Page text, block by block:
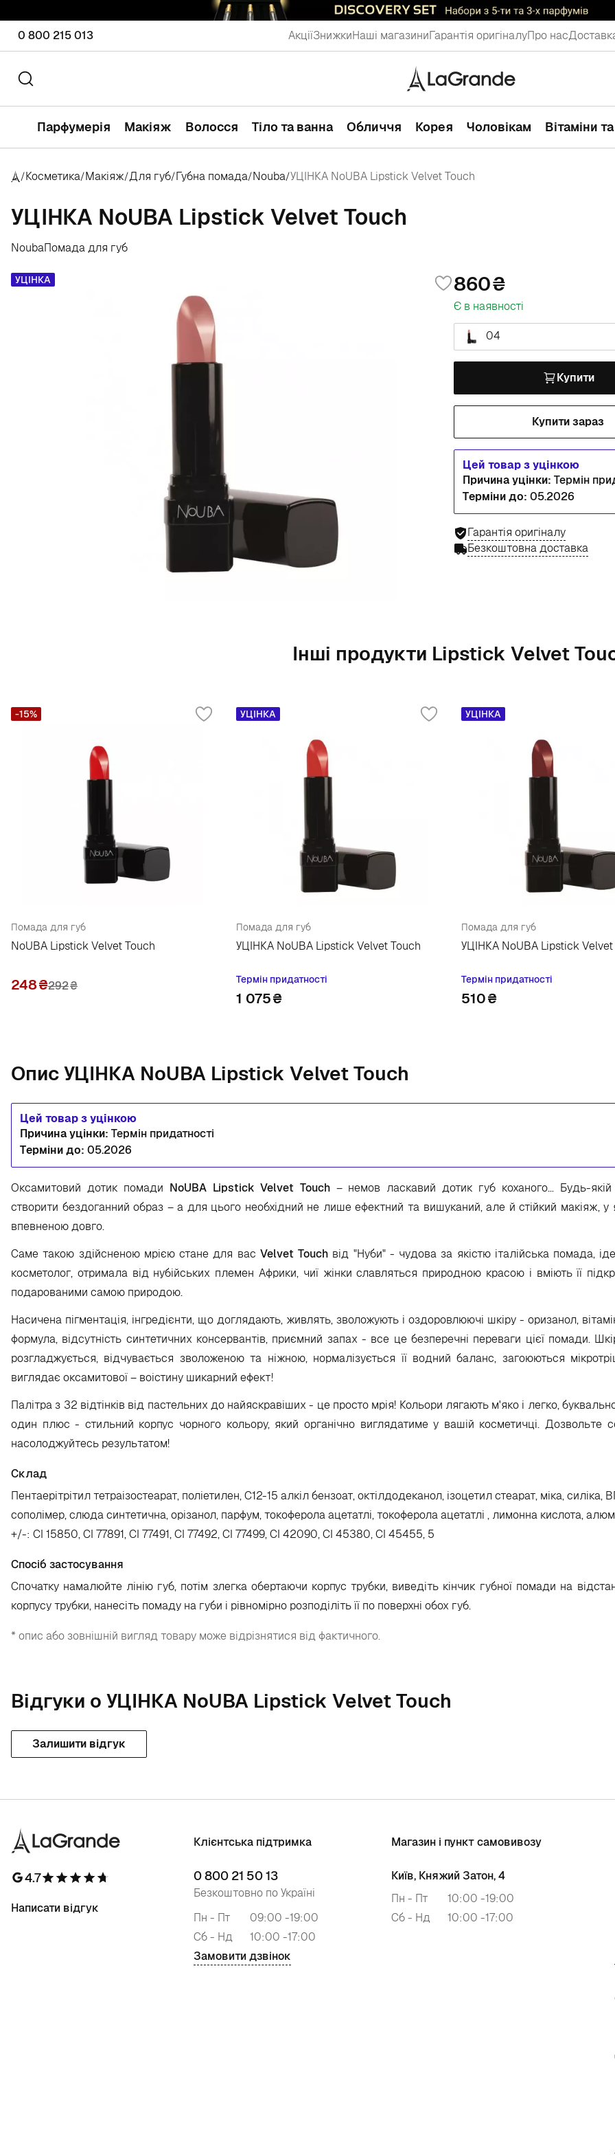
0 800 215 013 АкціїЗнижкиНаші магазиниГарантія оригіналуПро нас
Парфумерія Макіяж Волосся Тіло та ванна Обличчя Корея Чоловікам Вітаміни
/Косметика/Макіяж/Для губ/Губна помада/Nouba/УЦІНКА NoUBA Lipstick Velvet Touch
УЦІНКА NoUBA Lipstick Velvet Touch
NoubaПомада для губ
УЦІНКА 860
Є в наявності
04
Купити
Купити зараз
Цей товар з уцінкою
Причина уцінки: Термін
Терміни до: 05.2026
Гарантія оригіналу
Безкоштовна доставка
Інші продукти Lipstick Velvet
Помада для губ
NoUBA Lipstick Velvet Touch
248₴292₴
-15%
Помада для губ
УЦІНКА NoUBA Lipstick Velvet Touch
Термін придатності
1 075₴
УЦІНКА
Помада для губ
УЦІНКА NoUBA Lipstick
Термін придатності
510₴
УЦІНКА
Опис УЦІНКА NoUBA Lipstick Velvet Touch
Цей товар з уцінкою
Причина уцінки: Термін придатності
Терміни до: 05.2026
Оксамитовий дотик помади NoUBA Lipstick Velvet Touch – немов ласкавий дотик губ коханого… Будь-якій
створити бездоганний образ – а для цього необхідний не лише ефектний та вишуканий, але й стійкий макіяж,
впевненою довго.
Саме такою здійсненою мрією стане для вас Velvet Touch від "Нуби" - чудова за якістю італійська помада,
косметолог, отримала від нубійських племен Африки, чиї жінки славляться природною красою і вміють її
подарованими самою природою.
Насичена пігментація, інгредієнти, що доглядають, живлять, зволожують і оздоровлюючі шкіру - оризанол,
формула, відсутність синтетичних консервантів, приємний запах - все це безперечні переваги цієї помади.
розгладжується, відчувається зволоженою та ніжною, нормалізується її водний баланс, загоюються
виглядає оксамитової – воістину шикарний ефект!
Палітра з 32 відтінків від пастельних до найяскравіших - це просто мрія! Кольори лягають м'яко і легко,
один плюс - стильний корпус чорного кольору, який органічно виглядатиме у вашій косметичці. Дозвольте
насолоджуйтесь результатом!
Склад
Пентаерітрітил тетраізостеарат, поліетилен, C12-15 алкіл бензоат, октілдодеканол, ізоцетил стеарат, міка, силіка,
сополімер, слюда синтетична, орізанол, парфум, токоферола ацетатлі, токоферола ацетатлі , лимонна кислота,
+/-: CI 15850, CI 77891, CI 77491, CI 77492, CI 77499, CI 42090, CI 45380, CI 45455, 5
Спосіб застосування
Спочатку намалюйте лінію губ, потім злегка обертаючи корпус трубки, виведіть кінчик губної помади на
корпусу трубки, нанесіть помаду на губи і рівномірно розподіліть її по поверхні обох губ.
* опис або зовнішній вигляд товару може відрізнятися від фактичного.
Відгуки о УЦІНКА NoUBA Lipstick Velvet Touch
Залишити відгук
4.7
Написати відгук
Клієнтська підтримка
0 800 21 50 13
Безкоштовно по Україні
Пн - Пт
09:00 -19:00
Сб - Нд
10:00 -17:00
Замовити дзвінок
Магазин і пункт самовивозу
Київ, Княжий Затон, 4
Пн - Пт
10:00 -19:00
Сб - Нд
10:00 -17:00